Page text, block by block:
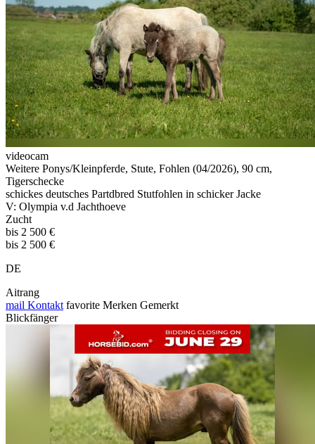
videocam
Weitere Ponys/Kleinpferde, Stute, Fohlen (04/2026), 90 cm,
Tigerschecke
schickes deutsches Partdbred Stutfohlen in schicker Jacke
V: Olympia v.d Jachthoeve
Zucht
bis 2 500 €
bis 2 500 €
DE
Aitrang
mail Kontakt favorite Merken Gemerkt
Blickfänger